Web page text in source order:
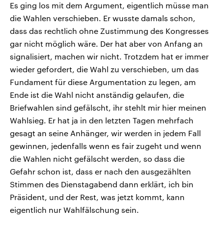
Es ging los mit dem Argument, eigentlich müsse man
die Wahlen verschieben. Er wusste damals schon,
dass das rechtlich ohne Zustimmung des Kongresses
gar nicht möglich wäre. Der hat aber von Anfang an
signalisiert, machen wir nicht. Trotzdem hat er immer
wieder gefordert, die Wahl zu verschieben, um das
Fundament für diese Argumentation zu legen, am
Ende ist die Wahl nicht anständig gelaufen, die
Briefwahlen sind gefälscht, ihr stehlt mir hier meinen
Wahlsieg. Er hat ja in den letzten Tagen mehrfach
gesagt an seine Anhänger, wir werden in jedem Fall
gewinnen, jedenfalls wenn es fair zugeht und wenn
die Wahlen nicht gefälscht werden, so dass die
Gefahr schon ist, dass er nach den ausgezählten
Stimmen des Dienstagabend dann erklärt, ich bin
Präsident, und der Rest, was jetzt kommt, kann
eigentlich nur Wahlfälschung sein.